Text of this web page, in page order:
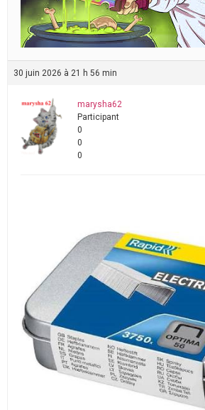
30 juin 2026 à 21 h 56 min
marysha62
Participant
0
0
0